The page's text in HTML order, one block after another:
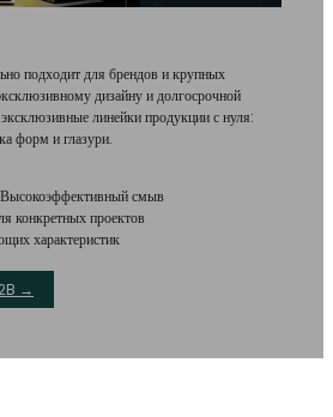
подходит для брендов и крупных
дизайну и долгосрочной
линейки продукции с нуля:
форм и глазури.
смыв
конкретных проектов
характеристик
→